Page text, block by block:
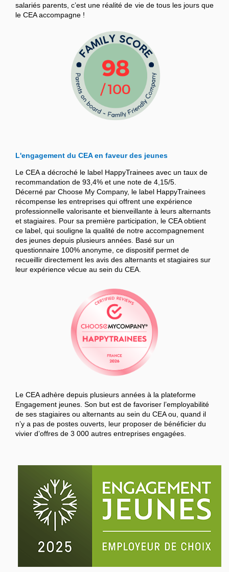
salariés parents, c’est une réalité de vie de tous les jours que
le CEA accompagne !
L'engagement du CEA en faveur des jeunes
Le CEA a décroché le label HappyTrainees avec un taux de
recommandation de 93,4% et une note de 4,15/5.
Décerné par Choose My Company, le label HappyTrainees
récompense les entreprises qui offrent une expérience
professionnelle valorisante et bienveillante à leurs alternants
et stagiaires. Pour sa première participation, le CEA obtient
ce label, qui souligne la qualité de notre accompagnement
des jeunes depuis plusieurs années. Basé sur un
questionnaire 100% anonyme, ce dispositif permet de
recueillir directement les avis des alternants et stagiaires sur
leur expérience vécue au sein du CEA.
Le CEA adhère depuis plusieurs années à la plateforme
Engagement jeunes. Son but est de favoriser l’employabilité
de ses stagiaires ou alternants au sein du CEA ou, quand il
n’y a pas de postes ouverts, leur proposer de bénéficier du
vivier d’offres de 3 000 autres entreprises engagées.